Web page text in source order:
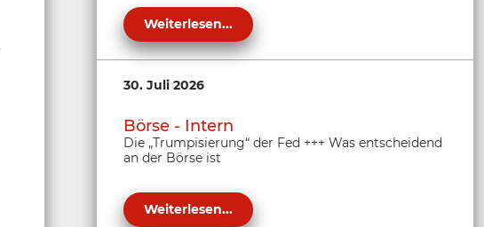
Weiterlesen...
30. Juli 2026
Börse - Intern
Die „Trumpisierung“ der Fed +++ Was entscheidend
an der Börse ist
Weiterlesen...